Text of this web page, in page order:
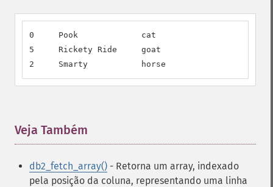
0     Pook             cat
5     Rickety Ride     goat
2     Smarty           horse
Veja Também
db2_fetch_array() - Retorna um array, indexado
pela posição da coluna, representando uma linha